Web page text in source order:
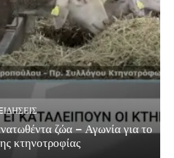
ζώα – Αγωνία για το
κτηνοτροφίας